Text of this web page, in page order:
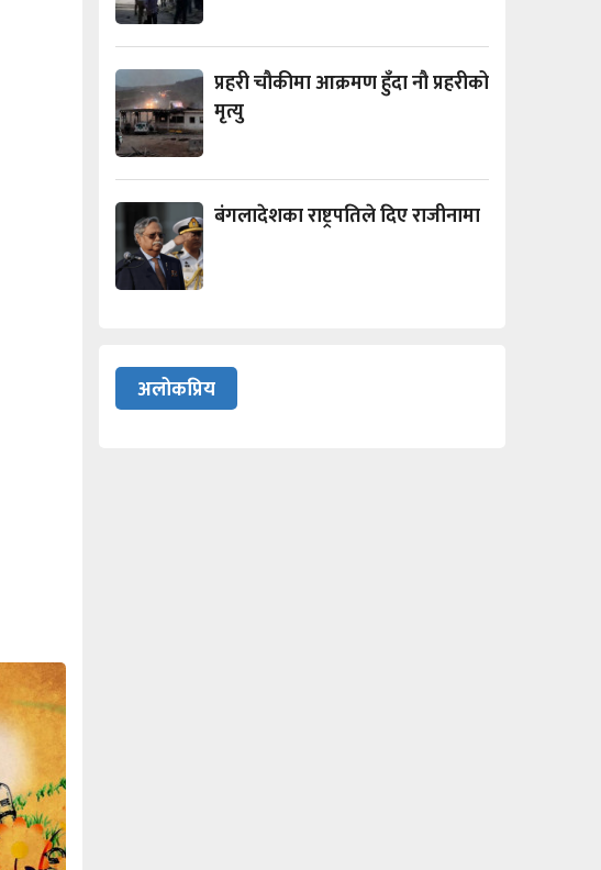
प्रहरी चौकीमा आक्रमण हुँदा नौ प्रहरीको
मृत्यु
बंगलादेशका राष्ट्रपतिले दिए राजीनामा
अलोकप्रिय